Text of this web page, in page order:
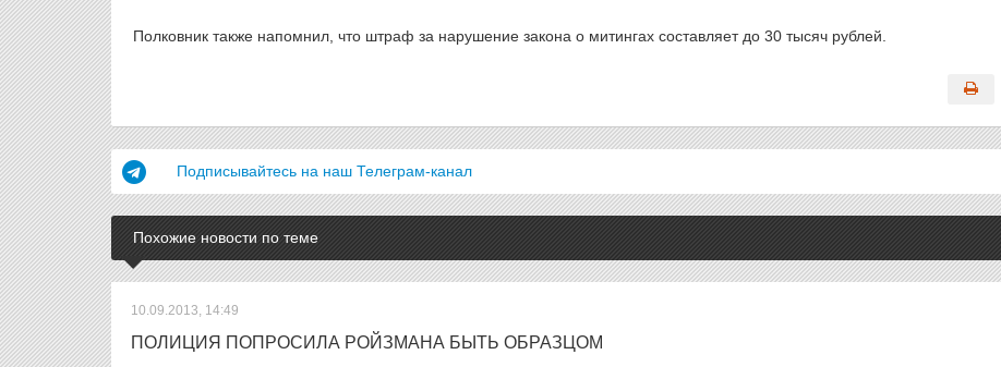
Полковник также напомнил, что штраф за нарушение закона о митингах составляет до 30 тысяч рублей.
Подписывайтесь на наш Телеграм-канал
Похожие новости по теме
10.09.2013, 14:49
ПОЛИЦИЯ ПОПРОСИЛА РОЙЗМАНА БЫТЬ ОБРАЗЦОМ